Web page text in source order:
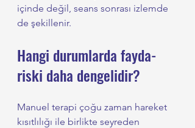
içinde değil, seans sonrası izlemde
de şekillenir.
Hangi durumlarda fayda-
riski daha dengelidir?
Manuel terapi çoğu zaman hareket
kısıtlılığı ile birlikte seyreden